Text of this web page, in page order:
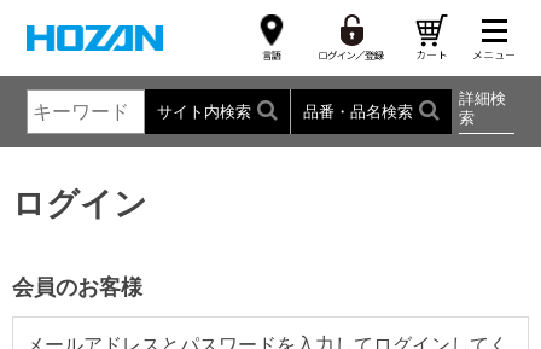
サイト内検索 品番・品名検索
詳細検
索
ログイン
会員のお客様
メールアドレスとパスワードを入力してログインしてく